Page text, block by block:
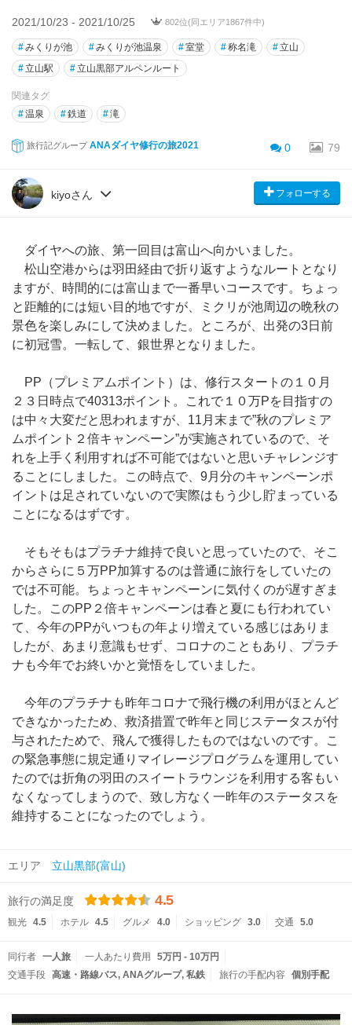
2021/10/23 - 2021/10/25 802位(同エリア1867件中)
#みくりが池 #みくりが池温泉 #室堂 #称名滝 #立山
#立山駅 #立山黒部アルペンルート
関連タグ
#温泉 #鉄道 #滝
旅行記グループ ANAダイヤ修行の旅2021 0 79
kiyoさん フォローする
ダイヤへの旅、第一回目は富山へ向かいました。
松山空港からは羽田経由で折り返すようなルートとなり
ますが、時間的には富山まで一番早いコースです。ちょっ
と距離的には短い目的地ですが、ミクリが池周辺の晩秋の
景色を楽しみにして決めました。ところが、出発の3日前
に初冠雪。一転して、銀世界となりました。
PP（プレミアムポイント）は、修行スタートの１０月
２３日時点で40313ポイント。これで１０万Pを目指すの
は中々大変だと思われますが、11月末まで”秋のプレミア
ムポイント２倍キャンペーン”が実施されているので、そ
れを上手く利用すれば不可能ではないと思いチャレンジす
ることにしました。この時点で、9月分のキャンペーンポ
イントは足されていないので実際はもう少し貯まっている
ことになるはずです。
そもそもはプラチナ維持で良いと思っていたので、そこ
からさらに５万PP加算するのは普通に旅行をしていたの
では不可能。ちょっとキャンペーンに気付くのが遅すぎま
した。このPP２倍キャンペーンは春と夏にも行われてい
て、今年のPPがいつもの年より増えている感じはありま
したが、あまり意識もせず、コロナのこともあり、プラチ
ナも今年でお終いかと覚悟をしていました。
今年のプラチナも昨年コロナで飛行機の利用がほとんど
できなかったため、救済措置で昨年と同じステータスが付
与されたためで、飛んで獲得したものではないのです。こ
の緊急事態に規定通りマイレージプログラムを運用してい
たのでは折角の羽田のスイートラウンジを利用する客もい
なくなってしまうので、致し方なく一昨年のステータスを
維持することになったのでしょう。
エリア 立山黒部(富山)
旅行の満足度 4.5
観光 4.5 ホテル 4.5 グルメ 4.0 ショッピング 3.0 交通 5.0
同行者 一人旅 一人あたり費用
5万円 - 10万円
交通手段 高速・路線バス ANAグループ 私鉄 旅行の手配内容 個別手配